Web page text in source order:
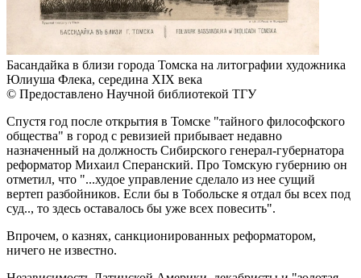
Басандайка в близи города Томска на литографии художника
Юлиуша Флека, середина XIX века
© Предоставлено Научной библиотекой ТГУ
Спустя год после открытия в Томске "тайного философского
общества" в город с ревизией прибывает недавно
назначенный на должность Сибирского генерал-губернатора
реформатор Михаил Сперанский. Про Томскую губернию он
отметил, что "...худое управление сделало из нее сущий
вертеп разбойников. Если бы в Тобольске я отдал бы всех под
суд.., то здесь оставалось бы уже всех повесить".
Впрочем, о казнях, санкционированных реформатором,
ничего не известно.